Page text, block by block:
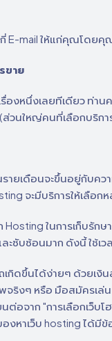
กี่ E-mail ให้แก่คุณโด
ขาย
องหนึ่งเลยทีเดียว ท่า
วนใหญ่คนที่เลือกบริก
รายเดือนจะขึ้นอยู่กับค
จะมีบริการให้เลือก
ในการเก็บรั
ะซับซ้อนมาก ดังนี้ ใช้เ
กิดขึ้นได้ง่ายๆ ด้วยเงิ
จริงๆ หรือ มือสมัครเ
จาก "การเลือกเว็บโฮ
องหาเว็บ hosting ได้